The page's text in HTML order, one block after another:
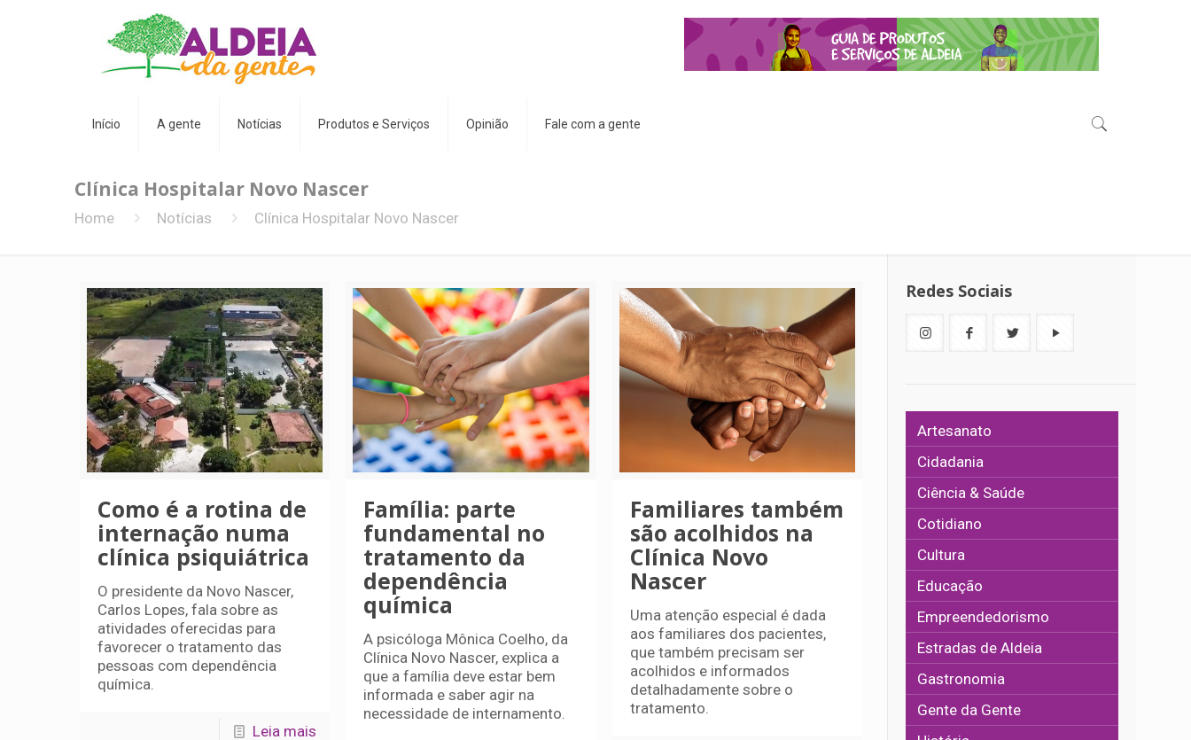
Início A gente Notícias Produtos e Serviços Opinião Fale com a gente
Clínica Hospitalar Novo Nascer
Home Notícias Clínica Hospitalar Novo Nascer
Como é a rotina de
internação numa
clínica psiquiátrica
O presidente da Novo Nascer,
Carlos Lopes, fala sobre as
atividades oferecidas para
favorecer o tratamento das
pessoas com dependência
química.
Leia mais
Família: parte
fundamental no
tratamento da
dependência
química
A psicóloga Mônica Coelho, da
Clínica Novo Nascer, explica a
que a família deve estar bem
informada e saber agir na
necessidade de internamento.
Familiares também
são acolhidos na
Clínica Novo
Nascer
Uma atenção especial é dada
aos familiares dos pacientes,
que também precisam ser
acolhidos e informados
detalhadamente sobre o
tratamento.
Redes Sociais
Artesanato
Cidadania
Ciência & Saúde
Cotidiano
Cultura
Educação
Empreendedorismo
Estradas de Aldeia
Gastronomia
Gente da Gente